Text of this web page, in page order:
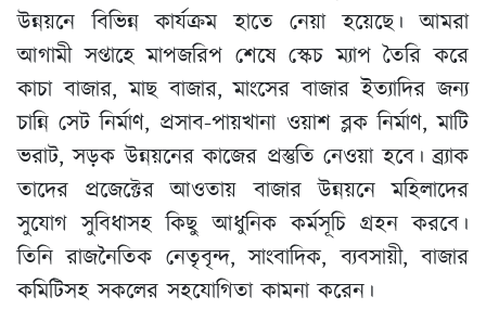
উন্নয়নে বিভিন্ন কার্যক্রম হাতে নেয়া হয়েছে। আমরা
আগামী সপ্তাহে মাপজরিপ শেষে স্কেচ ম্যাপ তৈরি করে
কাচা বাজার, মাছ বাজার, মাংসের বাজার ইত্যাদির জন্য
চান্নি সেট নির্মাণ, প্রসাব-পায়খানা ওয়াশ ব্লক নির্মাণ, মাটি
ভরাট, সড়ক উন্নয়নের কাজের প্রস্তুতি নেওয়া হবে। ব্র্যাক
তাদের প্রজেক্টের আওতায় বাজার উন্নয়নে মহিলাদের
সুযোগ সুবিধাসহ কিছু আধুনিক কর্মসূচি গ্রহন করবে।
তিনি রাজনৈতিক নেতৃবৃন্দ, সাংবাদিক, ব্যবসায়ী, বাজার
কমিটিসহ সকলের সহযোগিতা কামনা করেন।